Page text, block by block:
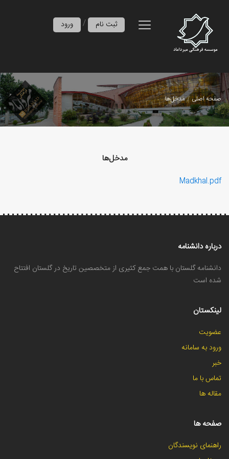
ورود / ثبت نام
صفحه اصلی مدخل‌ها
مدخل‌ها
Madkhal.pdf
درباره دانشنامه
دانشنامه گلستان با همت جمع کثیری از متخصصین تاریخ در گلستان افتتاح
شده است
لینکستان
عضویت
ورود به سامانه
خبر
تماس با ما
مقاله ها
صفحه ها
راهنمای نویسندگان